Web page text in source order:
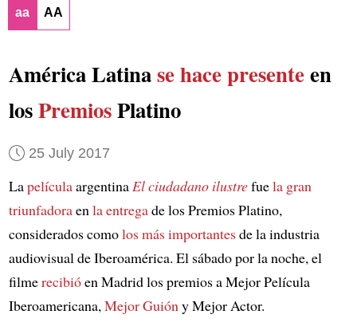
aa AA
América Latinase hace presenteen
losPremiosPlatino
25 July 2017
LapelículaargentinaEl ciudadano ilustrefuela gran
triunfadoraenla entregade los Premios Platino,
considerados comolos más importantesde la industria
audiovisual de Iberoamérica. El sábado por la noche, el
filmerecibióen Madrid los premios a Mejor Película
Iberoamericana,Mejor Guióny Mejor Actor.